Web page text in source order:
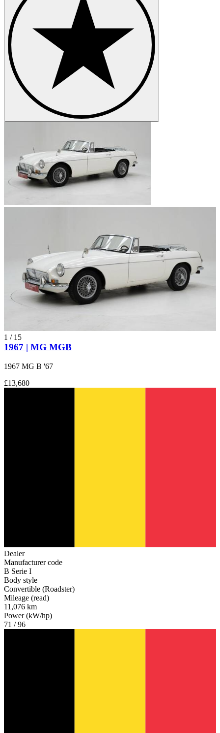
1 / 15
1967 | MG MGB
1967 MG B '67
£13,680
Dealer
Manufacturer code
B Serie I
Body style
Convertible (Roadster)
Mileage (read)
11,076 km
Power (kW/hp)
71 / 96